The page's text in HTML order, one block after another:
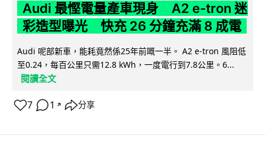
Audi 最慳電量產車現身 A2 e-tron 迷
彩造型曝光 快充 26 分鐘充滿 8 成電
Audi 呢部新車，能耗竟然係25年前嘅一半。 A2 e-tron 風阻低
至0.24，每百公里只需12.8 kWh，一度電行到7.8公里。6...
閱讀全文
7 1 ↗ 分享